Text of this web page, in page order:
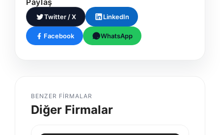
Paylaş
Twitter / X LinkedIn
Facebook WhatsApp
BENZER FIRMALAR
Diğer Firmalar